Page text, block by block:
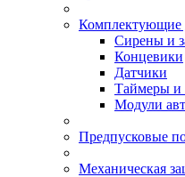
Комплектующие
Сирены и
Концевики
Датчики
Таймеры и
Модули
Предпусковые
Механическая